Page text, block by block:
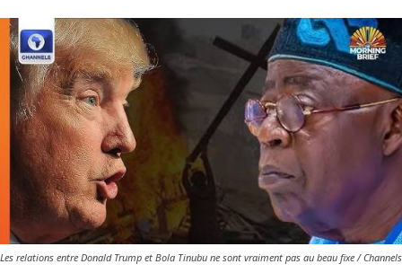
Les relations entre Donald Trump et Bola Tinubu ne sont vraiment pas au beau fixe / Channels